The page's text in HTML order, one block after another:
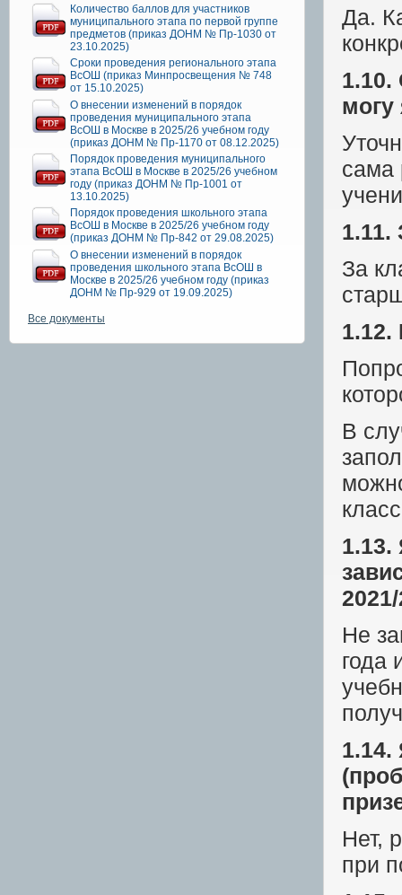
Количество баллов для участников
муниципального этапа по первой группе
предметов (приказ ДОНМ № Пр-1030 от
23.10.2025)
Сроки проведения регионального этапа
ВсОШ (приказ Минпросвещения № 748
от 15.10.2025)
О внесении изменений в порядок
проведения муниципального этапа
ВсОШ в Москве в 2025/26 учебном году
(приказ ДОНМ № Пр-1170 от 08.12.2025)
Порядок проведения муниципального
этапа ВсОШ в Москве в 2025/26 учебном
году (приказ ДОНМ № Пр-1001 от
13.10.2025)
Порядок проведения школьного этапа
ВсОШ в Москве в 2025/26 учебном году
(приказ ДОНМ № Пр-842 от 29.08.2025)
О внесении изменений в порядок
проведения школьного этапа ВсОШ в
Москве в 2025/26 учебном году (приказ
ДОНМ № Пр-929 от 19.09.2025)
Все документы
Да.
могу
сама
1.11.
За
1.12.
В
1.13.
Не
года
1.14.
Нет,
при